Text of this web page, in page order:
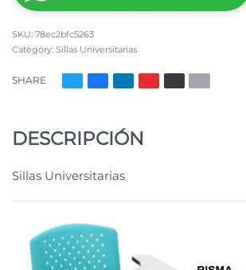
78ec2bfc5263
Category: Sillas Universitarias
SHARE
DESCRIPCIÓN
Sillas Universitarias